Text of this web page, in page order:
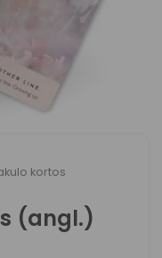
kortos
(angl.)